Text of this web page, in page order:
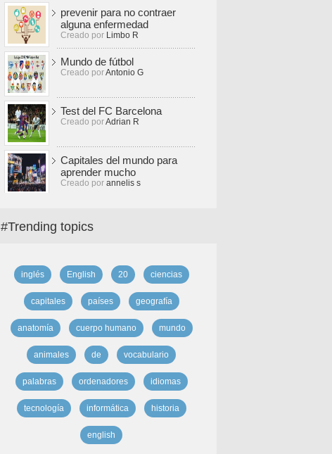
prevenir para no contraer
alguna enfermedad
Creado por Limbo R
Mundo de fútbol
Creado porAntonio G
Test del FC Barcelona
Creado porAdrian R
Capitales del mundo para
aprender mucho
Creado por annelis s
#Trending topics
inglés English 20 ciencias
capitales países geografía
anatomía cuerpo humano mundo
animales de vocabulario
palabras ordenadores idiomas
tecnología informática historia
english